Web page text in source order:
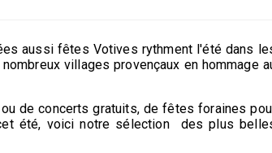
aussi fêtes Votives rythment l'été dans
villages provençaux en hommage
de concerts gratuits, de fêtes foraines
été, voici notre sélection des plus